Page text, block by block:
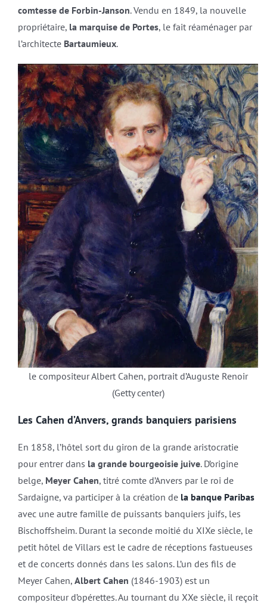
comtesse de Forbin-Janson. Vendu en 1849, la nouvelle
propriétaire, la marquise de Portes, le fait réaménager par
l’architecte Bartaumieux.
le compositeur Albert Cahen, portrait d’Auguste Renoir
(Getty center)
Les Cahen d’Anvers, grands banquiers parisiens
En 1858, l’hôtel sort du giron de la grande aristocratie
pour entrer dans la grande bourgeoisie juive. D’origine
belge, Meyer Cahen, titré comte d’Anvers par le roi de
Sardaigne, va participer à la création de la banque Paribas
avec une autre famille de puissants banquiers juifs, les
Bischoffsheim. Durant la seconde moitié du XIXe siècle, le
petit hôtel de Villars est le cadre de réceptions fastueuses
et de concerts donnés dans les salons. L’un des fils de
Meyer Cahen, Albert Cahen (1846-1903) est un
compositeur d’opérettes. Au tournant du XXe siècle, il reçoit